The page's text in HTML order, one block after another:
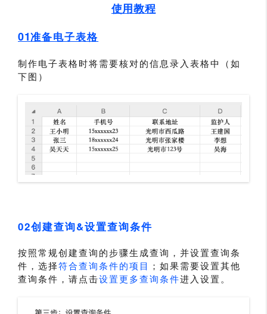
使用教程
01准备电子表格
制作电子表格时将需要核对的信息录入表格中（如
下图）
02创建查询&设置查询条件
按照常规创建查询的步骤生成查询，并设置查询条
件，选择符合查询条件的项目 ；如果需要设置其他
查询条件，请点击设置更多查询条件进入设置。